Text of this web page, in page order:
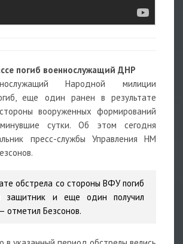
погиб военнослужащий ДНР
Народной милиции
еще один ранен в результате
вооруженных формирований
сутки. Об этом сегодня
пресс-службы Управления НМ
обстрела со стороны ВФУ погиб
и еще один получил
отметил Безсонов.